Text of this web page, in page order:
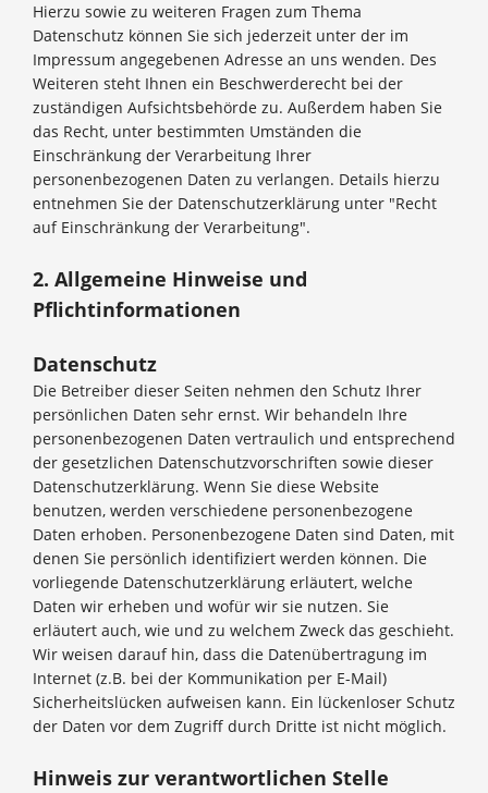
Hierzu sowie zu weiteren Fragen zum Thema
Datenschutz können Sie sich jederzeit unter der im
Impressum angegebenen Adresse an uns wenden. Des
Weiteren steht Ihnen ein Beschwerderecht bei der
zuständigen Aufsichtsbehörde zu. Außerdem haben Sie
das Recht, unter bestimmten Umständen die
Einschränkung der Verarbeitung Ihrer
personenbezogenen Daten zu verlangen. Details hierzu
entnehmen Sie der Datenschutzerklärung unter "Recht
auf Einschränkung der Verarbeitung".
2. Allgemeine Hinweise und
Pflichtinformationen
Datenschutz
Die Betreiber dieser Seiten nehmen den Schutz Ihrer
persönlichen Daten sehr ernst. Wir behandeln Ihre
personenbezogenen Daten vertraulich und entsprechend
der gesetzlichen Datenschutzvorschriften sowie dieser
Datenschutzerklärung. Wenn Sie diese Website
benutzen, werden verschiedene personenbezogene
Daten erhoben. Personenbezogene Daten sind Daten, mit
denen Sie persönlich identifiziert werden können. Die
vorliegende Datenschutzerklärung erläutert, welche
Daten wir erheben und wofür wir sie nutzen. Sie
erläutert auch, wie und zu welchem Zweck das geschieht.
Wir weisen darauf hin, dass die Datenübertragung im
Internet (z.B. bei der Kommunikation per E-Mail)
Sicherheitslücken aufweisen kann. Ein lückenloser Schutz
der Daten vor dem Zugriff durch Dritte ist nicht möglich.
Hinweis zur verantwortlichen Stelle